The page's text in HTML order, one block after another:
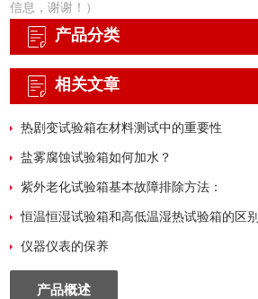
信息，谢谢！）
产品分类
相关文章
热剧变试验箱在材料测试中的重要性
盐雾腐蚀试验箱如何加水？
紫外老化试验箱基本故障排除方法：
恒温恒湿试验箱和高低温湿热试验箱的区别
仪器仪表的保养
产品概述